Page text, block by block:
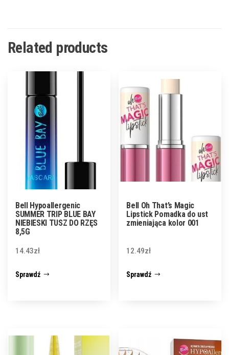
Related products
Bell Hypoallergenic
SUMMER TRIP BLUE BAY
NIEBIESKI TUSZ DO RZĘS
8,5G
14.43zł
Sprawdź
Bell Oh That’s Magic
Lipstick Pomadka do ust
zmieniająca kolor 001
12.49zł
Sprawdź